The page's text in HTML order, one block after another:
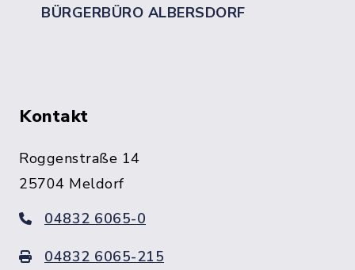
BÜRGERBÜRO ALBERSDORF
Kontakt
Roggenstraße 14
25704 Meldorf
04832 6065-0
04832 6065-215